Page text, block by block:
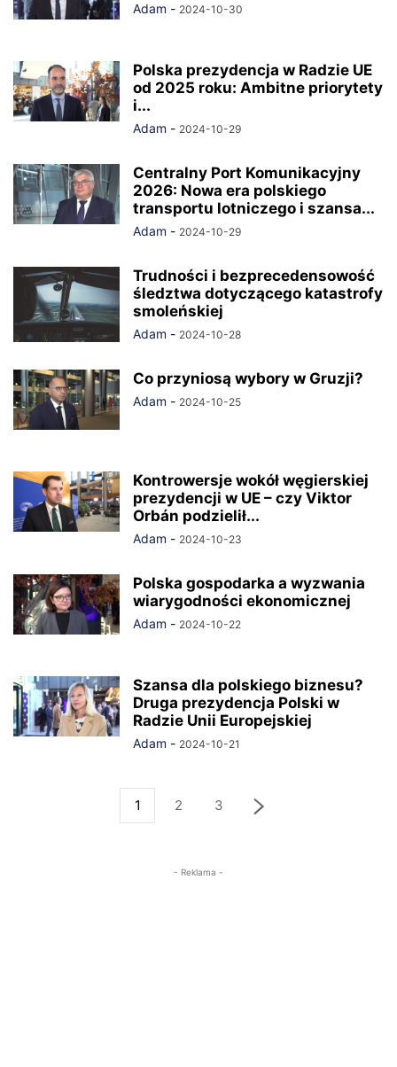
Adam - 2024-10-30
Polska prezydencja w Radzie UE
od 2025 roku: Ambitne priorytety
i...
Adam - 2024-10-29
Centralny Port Komunikacyjny
2026: Nowa era polskiego
transportu lotniczego i szansa...
Adam - 2024-10-29
Trudności i bezprecedensowość
śledztwa dotyczącego katastrofy
smoleńskiej
Adam - 2024-10-28
Co przyniosą wybory w Gruzji?
Adam - 2024-10-25
Kontrowersje wokół węgierskiej
prezydencji w UE – czy Viktor
Orbán podzielił...
Adam - 2024-10-23
Polska gospodarka a wyzwania
wiarygodności ekonomicznej
Adam - 2024-10-22
Szansa dla polskiego biznesu?
Druga prezydencja Polski w
Radzie Unii Europejskiej
Adam - 2024-10-21
1 2 3
- Reklama -